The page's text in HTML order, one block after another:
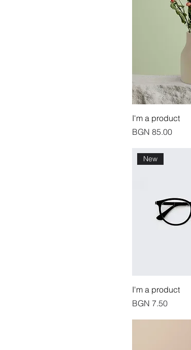
I'm a product
價格
BGN 85.00
New
I'm a product
價格
BGN 7.50